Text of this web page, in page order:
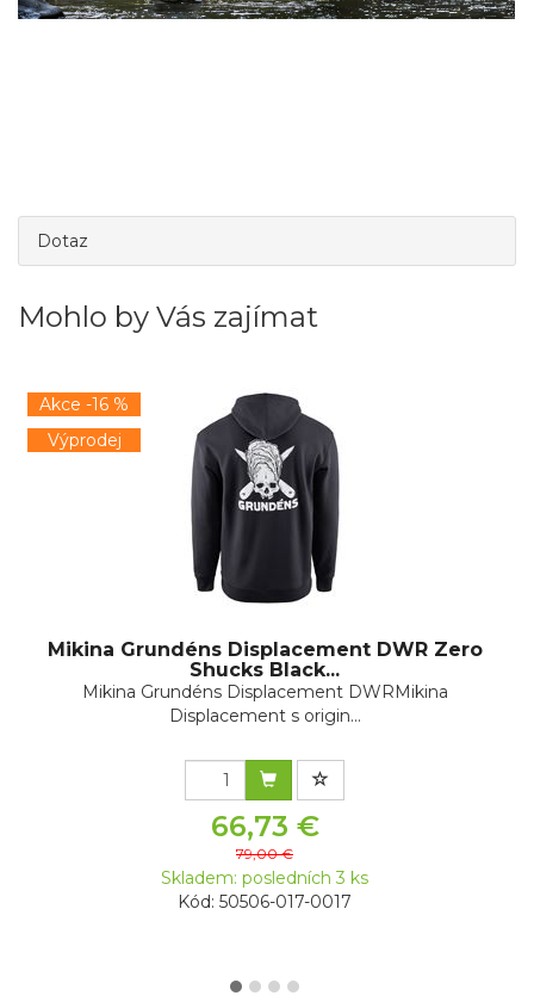
Dotaz
Mohlo by Vás zajímat
Akce -16 %
Výprodej
Mikina Grundéns Displacement DWR Zero
Shucks Black...
Mikina Grundéns Displacement DWRMikina
Displacement s origin...
66,73 €
79,00 €
Skladem: posledních 3 ks
Kód: 50506-017-0017